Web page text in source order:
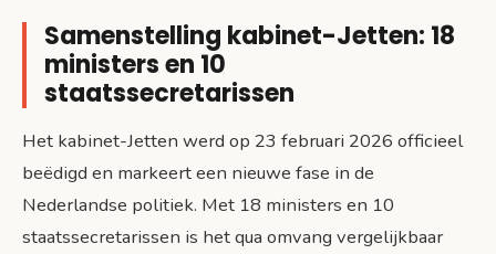
Samenstelling kabinet-Jetten: 18
ministers en 10
staatssecretarissen
Het kabinet-Jetten werd op 23 februari 2026 officieel
beëdigd en markeert een nieuwe fase in de
Nederlandse politiek. Met 18 ministers en 10
staatssecretarissen is het qua omvang vergelijkbaar